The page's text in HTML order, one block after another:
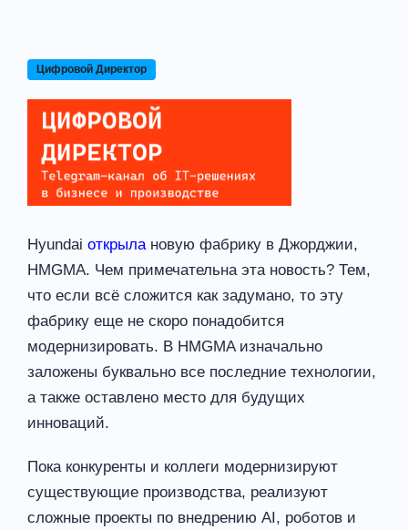
Цифровой Директор
Hyundai открыла новую фабрику в Джорджии,
HMGMA. Чем примечательна эта новость? Тем,
что если всё сложится как задумано, то эту
фабрику еще не скоро понадобится
модернизировать. В HMGMA изначально
заложены буквально все последние технологии,
а также оставлено место для будущих
инноваций.
Пока конкуренты и коллеги модернизируют
существующие производства, реализуют
сложные проекты по внедрению AI, роботов и